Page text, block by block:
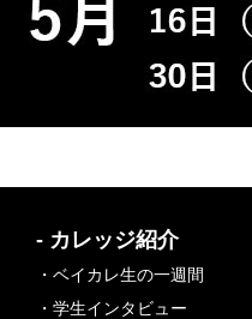
- カレッジ紹介
・ベイカレ生の一週間
・学生インタビュー